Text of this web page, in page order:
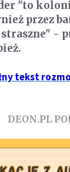
"to
przez
-
tekst
DEON.PL